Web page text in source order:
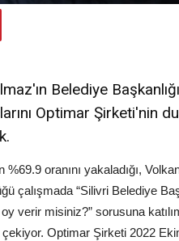
Belediye
Optimar Şirketi'nin
oranını yakaladığı,
çalışmada “Silivri Belediye
verir misiniz?” sorusuna
çekiyor. Optimar Şirketi 2022